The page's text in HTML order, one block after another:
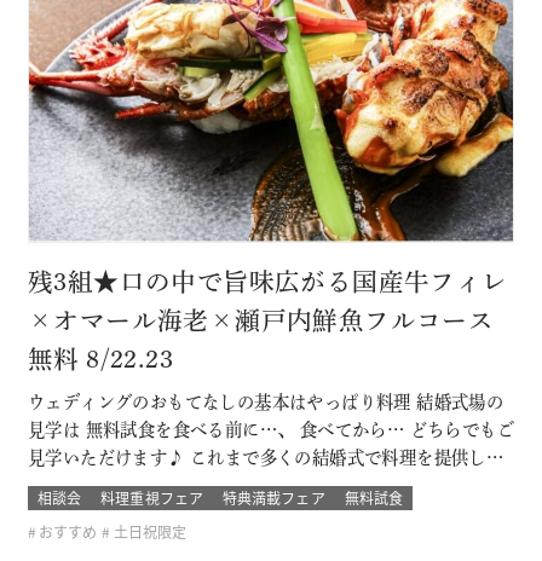
残3組★口の中で旨味広がる国産牛フィレ
×オマール海老×瀬戸内鮮魚フルコース
無料 8/22.23
ウェディングのおもてなしの基本はやっぱり料理 結婚式場の
見学は 無料試食を食べる前に…、 食べてから… どちらでもご
見学いただけます♪ これまで多くの結婚式で料理を提供して
きた セフィロト総料理長が作っているので、この機会に是
非、ご賞味下さいませ(＾＾) 無料試食はセフィロトオリジナ
ルの珠玉の一品。 結婚式に参加したゲストの気分で味わって
相談会 料理重視フェア 特典満載フェア
無料試食
おすすめ
土日祝限定